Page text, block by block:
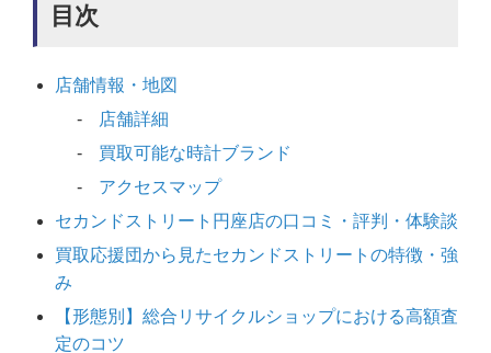
目次
店舗情報・地図
店舗詳細
買取可能な時計ブランド
アクセスマップ
セカンドストリート円座店の口コミ・評判・体験談
買取応援団から見たセカンドストリートの特徴・強
み
【形態別】総合リサイクルショップにおける高額査
定のコツ